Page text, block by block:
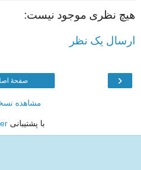
هیچ نظری موجود نیست:
ارسال یک نظر
‹ صفحهٔ
مشاهده
با پشتیبانی